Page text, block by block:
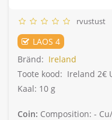
rvustust
LAOS 4
Bränd: Ireland
Toote kood: Ireland 2€
Kaal: 10 g
Coin: Composition: -